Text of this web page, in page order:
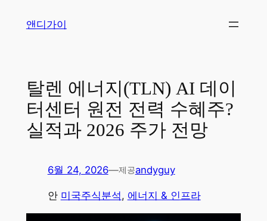
앤디가이
탈렌 에너지(TLN) AI 데이
터센터 원전 전력 수혜주?
실적과 2026 주가 전망
6월 24, 2026—제공andyguy
안 미국주식분석, 에너지 & 인프라